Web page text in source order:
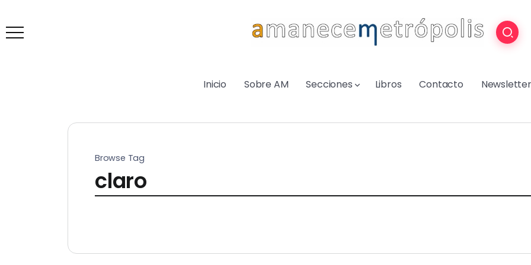
Inicio Sobre AM Secciones Libros Contacto Newsletter
Browse Tag
claro